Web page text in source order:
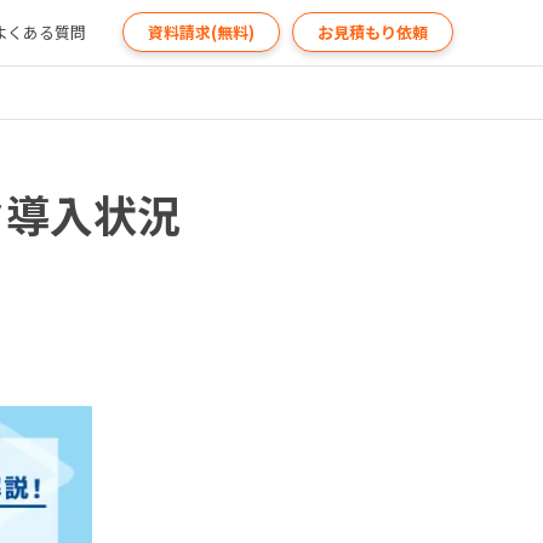
くある質問 資料請求(無料) お見積もり依頼
入状況